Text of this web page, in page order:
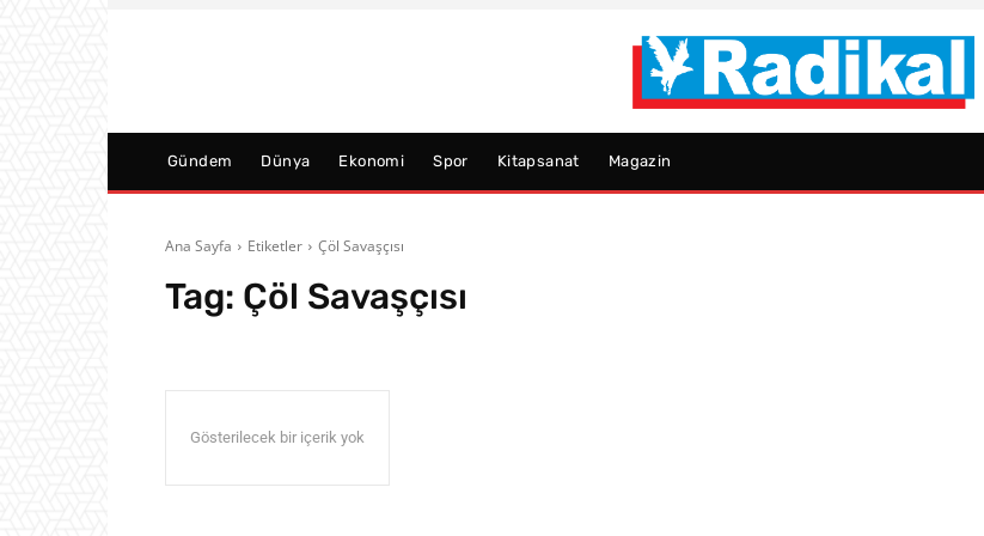
Gündem Dünya Ekonomi Spor Kitapsanat Magazin
Ana Sayfa Etiketler Çöl Savaşçısı
Tag: Çöl Savaşçısı
Gösterilecek bir içerik yok